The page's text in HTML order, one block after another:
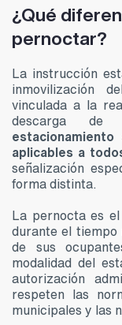
¿Qué
pernoctar?
La instrucción
inmovilización
vinculada a la
descarga de
aplicables a
señalización
forma distinta.
La pernocta es el
durante el tiempo
de sus
modalidad del
autorización
respeten las
municipales y las